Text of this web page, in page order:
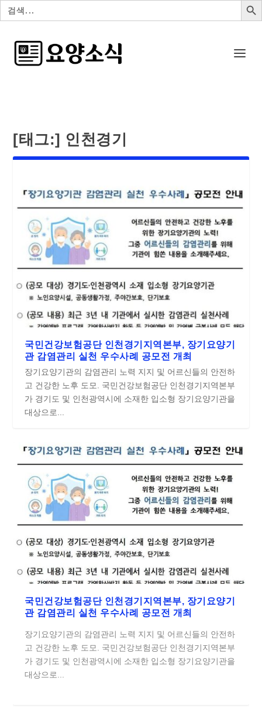
검
색:
[태그:] 인천경기
국민건강보험공단 인천경기지역본부, 장기요양기
관 감염관리 실천 우수사례 공모전 개최
장기요양기관의 감염관리 노력 지지 및 어르신들의 안전하
고 건강한 노후 도모. 국민건강보험공단 인천경기지역본부
가 경기도 및 인천광역시에 소재한 입소형 장기요양기관을
대상으로...
국민건강보험공단 인천경기지역본부, 장기요양기
관 감염관리 실천 우수사례 공모전 개최
장기요양기관의 감염관리 노력 지지 및 어르신들의 안전하
고 건강한 노후 도모. 국민건강보험공단 인천경기지역본부
가 경기도 및 인천광역시에 소재한 입소형 장기요양기관을
대상으로...